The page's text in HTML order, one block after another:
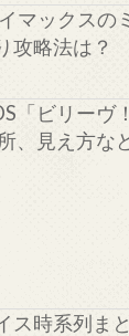
マックスの
攻略法は？
「ビリーヴ
、見え方な
ス時系列ま